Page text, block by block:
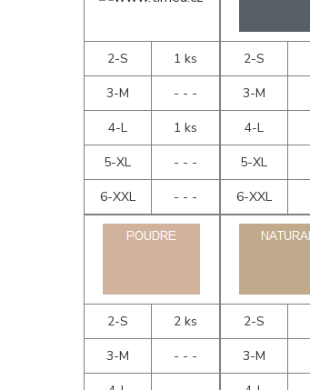
2-S
1 ks
3-M
- - -
4-L
1 ks
5-XL
- - -
6-XXL
- - -
2-S
3-M
4-L
5-XL
6-XXL
2-S
2 ks
3-M
- - -
2-S
3-M